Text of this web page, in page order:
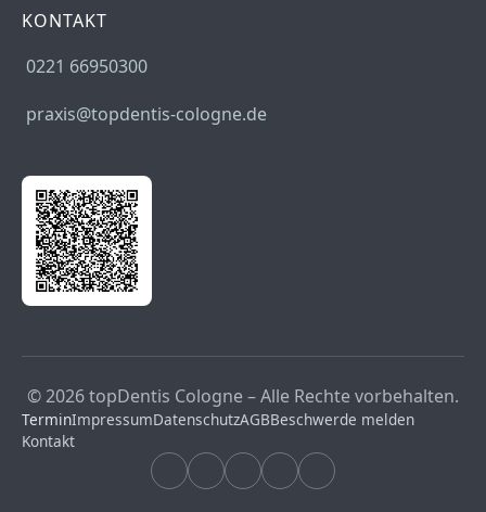
KONTAKT
0221 66950300
praxis@topdentis-cologne.de
© 2026 topDentis Cologne – Alle Rechte vorbehalten.
TerminImpressumDatenschutzAGBBeschwerde melden
Kontakt